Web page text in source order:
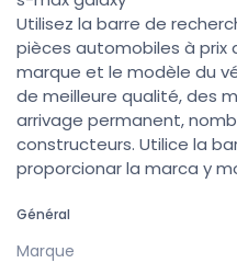
Utilisez la barre de
pièces automobiles à prix
marque et le modèle du
de meilleure qualité, des
arrivage permanent,
constructeurs. Utilice la
proporcionar la marca y
Général
Marque